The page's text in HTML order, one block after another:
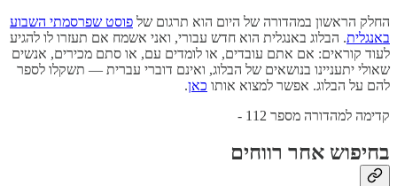
החלק הראשון במהדורה של היום הוא תרגום של פוסט שפרסמתי השבוע
באנגלית. הבלוג באנגלית הוא חדש עבורי, ואני אשמח אם תעזרו לו להגיע
לעוד קוראים: אם אתם עובדים, או לומדים עם, או סתם מכירים, אנשים
שאולי יתעניינו בנושאים של הבלוג, ואינם דוברי עברית — תשקלו לספר
להם על הבלוג. אפשר למצוא אותו כאן.
קדימה למהדורה מספר 112 -
בחיפוש אחר רווחים